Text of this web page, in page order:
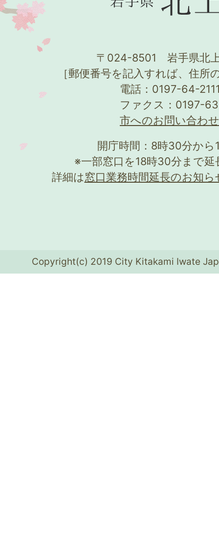
〒024-8501 岩手県北
［郵便番号を記入すれば、住所
電話：0197-64-
ファクス：0197-
市へのお問い合わ
開庁時間：8時30分か
※一部窓口を18時30分まで
詳細は窓口業務時間延長のお知ら
Copyright(c) 2019 City Kitakami Iwate